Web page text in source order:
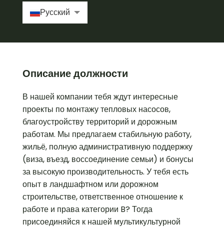
Русский
Описание должности
В нашей компании тебя ждут интересные
проекты по монтажу тепловых насосов,
благоустройству территорий и дорожным
работам. Мы предлагаем стабильную работу,
жильё, полную административную поддержку
(виза, въезд, воссоединение семьи) и бонусы
за высокую производительность. У тебя есть
опыт в ландшафтном или дорожном
строительстве, ответственное отношение к
работе и права категории B? Тогда
присоединяйся к нашей мультикультурной